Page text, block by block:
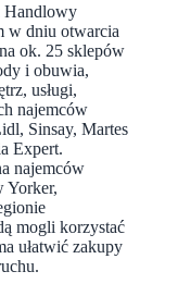
Handlowy
w dniu otwarcia
ok. 25 sklepów
i obuwia,
usługi,
najemców
Sinsay, Martes
Expert.
najemców
Yorker,
mogli korzystać
ułatwić zakupy